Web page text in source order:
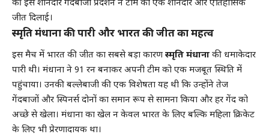
की इस शानदार गेंदबाजी प्रदर्शन ने टीम को एक शानदार और ऐतिहासिक
जीत दिलाई।
स्मृति मंधाना की पारी और भारत की जीत का महत्व
इस मैच में भारत की जीत का सबसे बड़ा कारण स्मृति मंधाना की धमाकेदार
पारी थी। मंधाना ने 91 रन बनाकर अपनी टीम को एक मजबूत स्थिति में
पहुंचाया। उनकी बल्लेबाजी की एक विशेषता यह थी कि उन्होंने तेज
गेंदबाजों और स्पिनर्स दोनों का समान रूप से सामना किया और हर गेंद को
अच्छे से खेला। मंधाना का खेल न केवल भारत के लिए बल्कि महिला क्रिकेट
के लिए भी प्रेरणादायक था।